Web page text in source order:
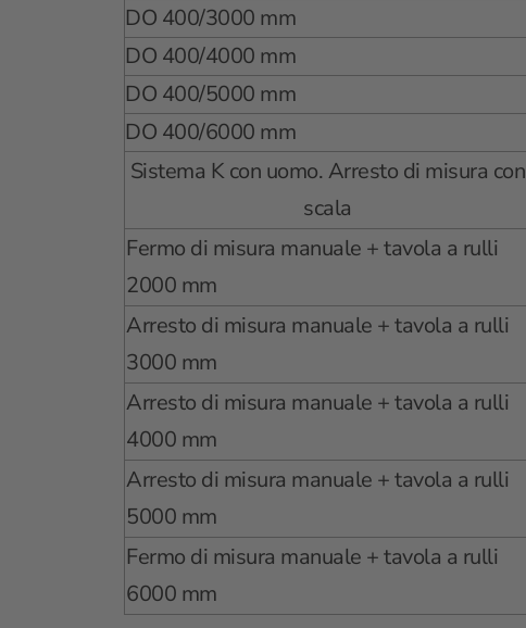
DO 400/3000 mm
DO 400/4000 mm
DO 400/5000 mm
DO 400/6000 mm
Sistema K con uomo. Arresto di misura con
scala
Fermo di misura manuale + tavola a rulli
2000 mm
Arresto di misura manuale + tavola a rulli
3000 mm
Arresto di misura manuale + tavola a rulli
4000 mm
Arresto di misura manuale + tavola a rulli
5000 mm
Fermo di misura manuale + tavola a rulli
6000 mm